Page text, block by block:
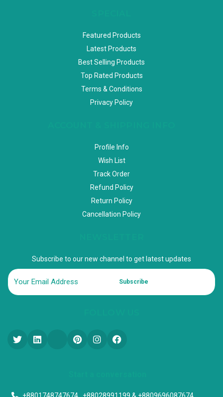
Featured Products
Latest Products
Best Selling Products
Top Rated Products
Terms & Conditions
Privacy Policy
Profile Info
Wish List
Track Order
Refund Policy
Return Policy
Cancellation Policy
Subscribe to our new channel to get latest updates
Subscribe